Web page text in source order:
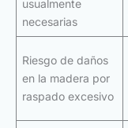
usualmente
necesarias
Riesgo de daños
en la madera por
raspado excesivo